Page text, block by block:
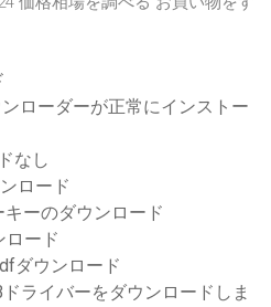
ローダーが正常にインストー
なし
ロード
ーのダウンロード
ロード
ダウンロード
ライバーをダウンロードしま